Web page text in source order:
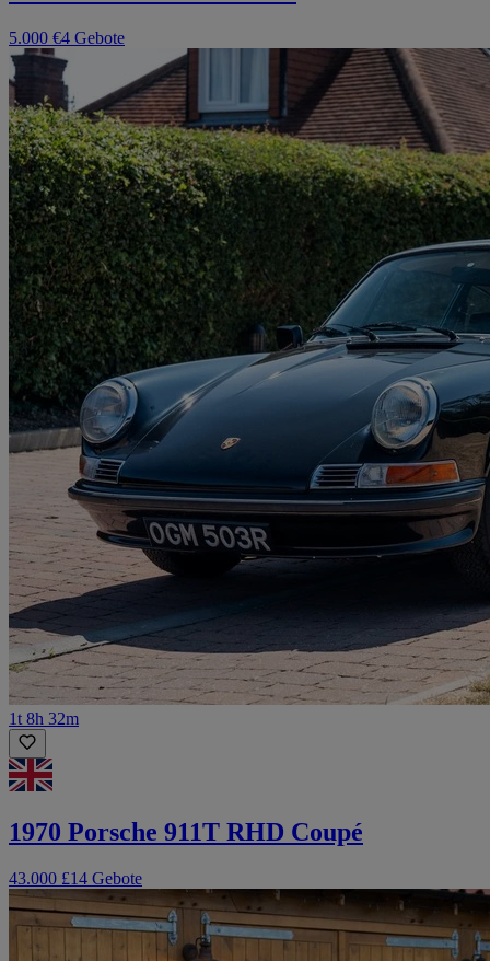
5.000 €4 Gebote
1t 8h 32m
1970 Porsche 911T RHD Coupé
43.000 £14 Gebote